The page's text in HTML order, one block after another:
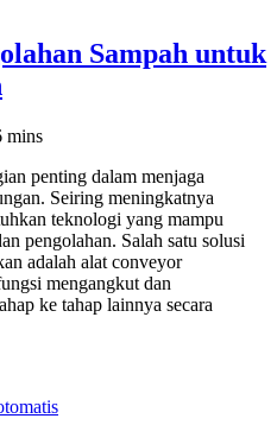
Sampah untuk
mins
penting dalam menjaga
Seiring meningkatnya
teknologi yang mampu
pengolahan. Salah satu solusi
adalah alat conveyor
mengangkut dan
ke tahap lainnya secara